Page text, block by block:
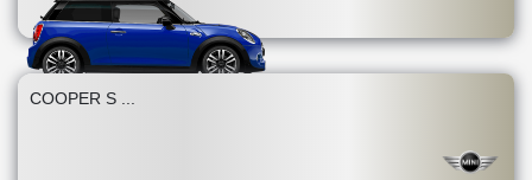
COOPER S ...